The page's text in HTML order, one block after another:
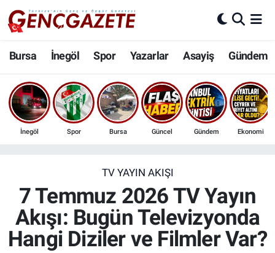
Bursa İnegöl Spor Yazarlar Asayiş Gündem
İnegöl Spor Bursa Güncel Gündem Ekonomi
TV YAYIN AKIŞI
7 Temmuz 2026 TV Yayın
Akışı: Bugün Televizyonda
Hangi Diziler ve Filmler Var?
Bursa
İnegöl
3.SAYFA
Ekonomi
Güncel
Nöbetçi Eczaneler
Hava Durumu
Trafik Durumu
Tüm Manşetler
Son Dakika Haberleri
Haber Arşivi